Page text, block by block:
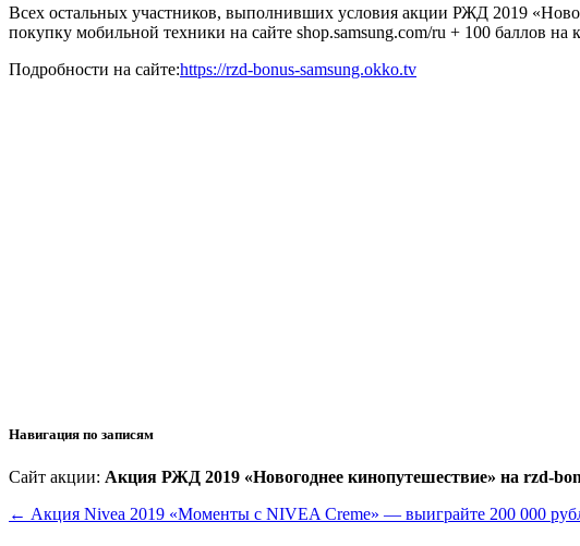
Всех остальных участников, выполнивших условия акции РЖД 2019
покупку мобильной техники на сайте shop.samsung.com/ru + 100 баллов
Подробности на сайте:https://rzd-bonus-samsung.okko.tv
Навигация по записям
Сайт акции: Акция РЖД 2019 «Новогоднее кинопутешествие» на rzd-
← Акция Nivea 2019 «Моменты с NIVEA Creme» — выиграйте 200 000